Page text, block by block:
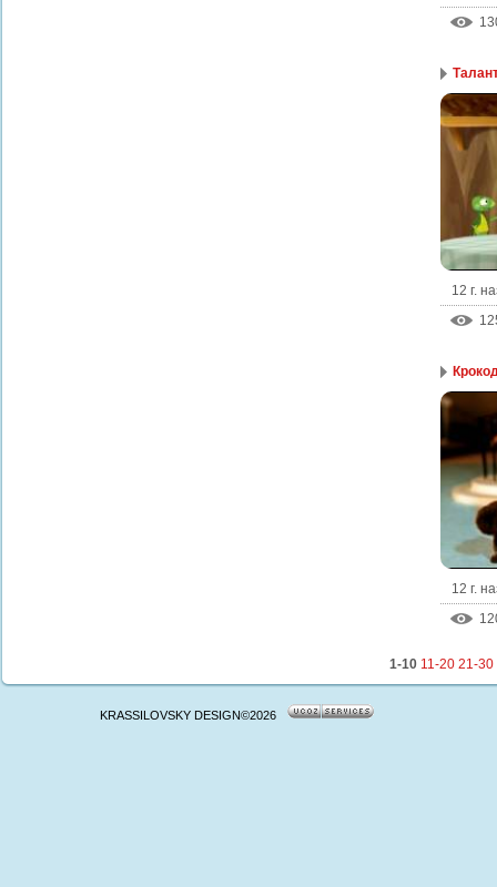
12 г.
12 г.
1-10 11-20 21-30
KRASSILOVSKY DESIGN©2026